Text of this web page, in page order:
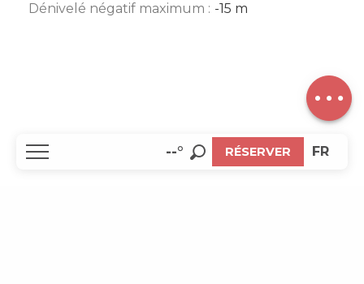
--° RÉSERVER
Recherche
FR
EN
Dénivelé
Dénivelé négatif maximum : -15 m